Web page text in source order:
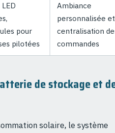
pour
pilotées
Ambiance
personnalisée et
centralisation
commandes
de stockage et
solaire, le système